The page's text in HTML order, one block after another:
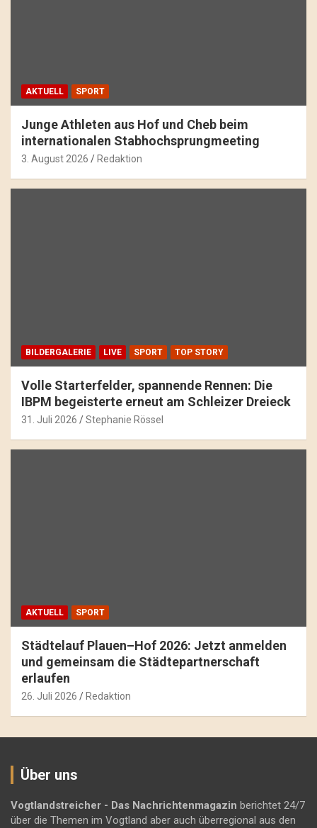
AKTUELL SPORT
Junge Athleten aus Hof und Cheb beim
internationalen Stabhochsprungmeeting
3. August 2026 Redaktion
BILDERGALERIE LIVE SPORT TOP STORY
Volle Starterfelder, spannende Rennen: Die
IBPM begeisterte erneut am Schleizer Dreieck
31. Juli 2026 Stephanie Rössel
AKTUELL SPORT
Städtelauf Plauen–Hof 2026: Jetzt anmelden
und gemeinsam die Städtepartnerschaft
erlaufen
26. Juli 2026 Redaktion
Über uns
Vogtlandstreicher - Das Nachrichtenmagazin berichtet 24/7
über die Themen im Vogtland aber auch überregional aus den